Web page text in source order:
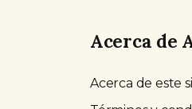
Acerca de
Acerca de este